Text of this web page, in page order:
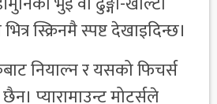
स्क्रिनमै स्पष्ट देखाइदिन्छ।
नियाल्न र यसको फिचर्स
प्यारामाउन्ट मोटर्सले